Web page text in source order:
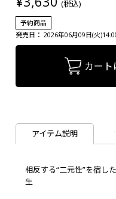
(税込)
予約商品
発売日： 2026年06月09日(火
カート
アイテム説明
相反する“二元性”を宿し
生